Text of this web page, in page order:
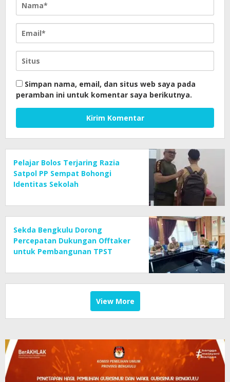
Simpan nama, email, dan situs web saya pada
peramban ini untuk komentar saya berikutnya.
Pelajar Bolos Terjaring Razia
Satpol PP Sempat Bohongi
Identitas Sekolah
Sekda Bengkulu Dorong
Percepatan Dukungan Offtaker
untuk Pembangunan TPST
View More